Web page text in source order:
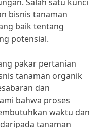
bisnis tanaman
baik tentang
potensial.
pakar pertanian
tanaman organik
dan
bahwa proses
waktu dan
tanaman